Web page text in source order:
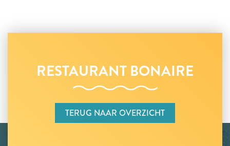
RESTAURANT BONAIRE
TERUG NAAR OVERZICHT